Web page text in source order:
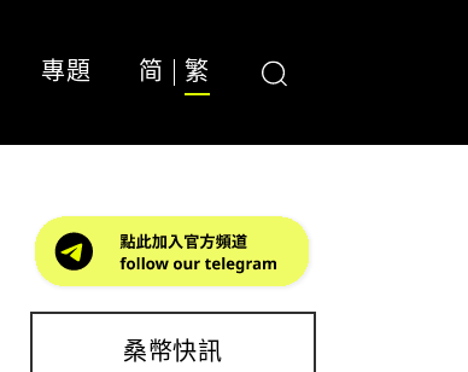
專題 简 繁
桑幣快訊